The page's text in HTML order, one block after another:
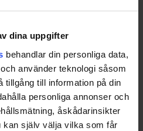
dina uppgifter
behandlar din personliga data,
använder teknologi såsom
tillgång till information på din
personliga annonser och
åskådarinsikter
själv välja vilka som får
20 03
202 62 34